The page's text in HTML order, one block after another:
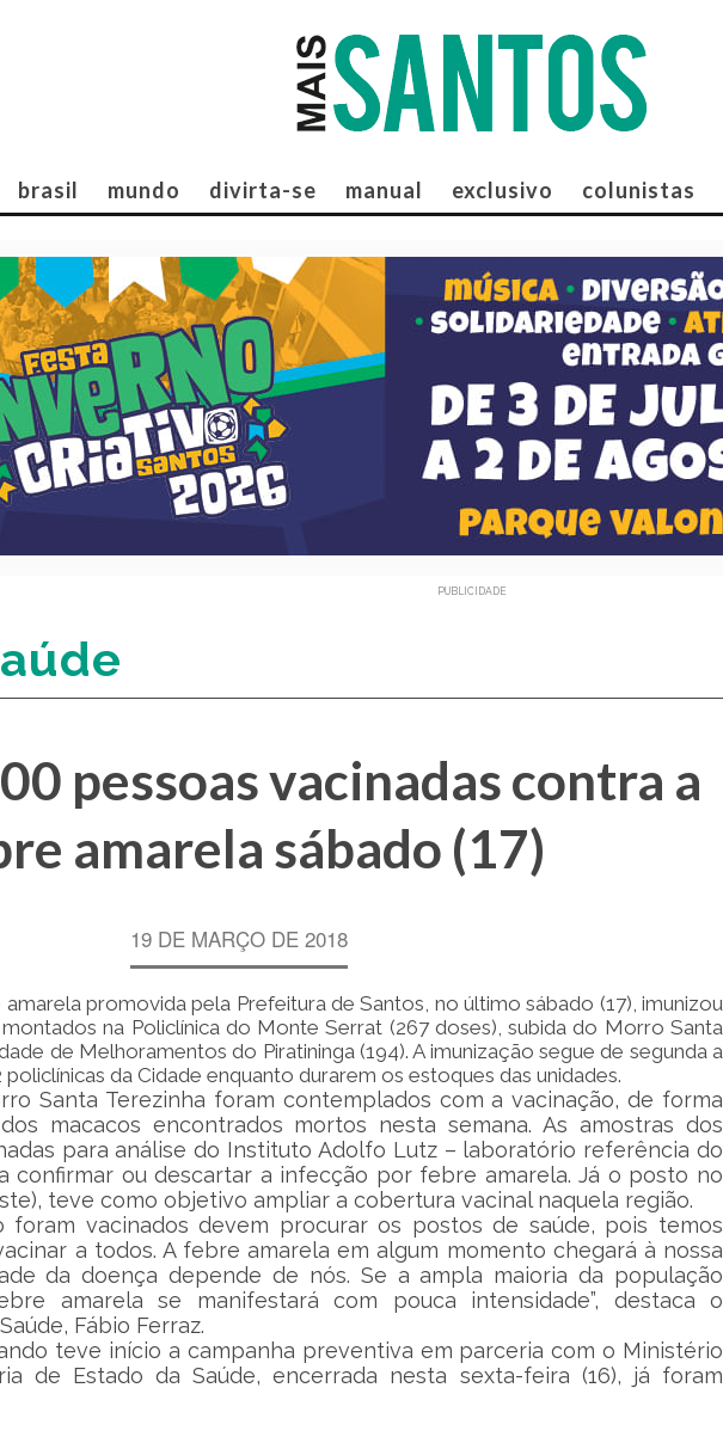
brasil mundo divirta-se manual exclusivo colunistas
PUBLICIDADE
pessoas vacinadas contra a
amarela sábado (17)
19 DE MARÇO DE 2018
promovida pela Prefeitura de Santos, no último sábado (17), imunizou
na Policlínica do Monte Serrat (267 doses), subida do Morro Santa
de Melhoramentos do Piratininga (194). A imunização segue de segunda a
policlínicas da Cidade enquanto durarem os estoques das unidades.
Santa Terezinha foram contemplados com a vacinação, de forma
macacos encontrados mortos nesta semana. As amostras dos
para análise do Instituto Adolfo Lutz – laboratório referência do
confirmar ou descartar a infecção por febre amarela. Já o posto no
teve como objetivo ampliar a cobertura vacinal naquela região.
foram vacinados devem procurar os postos de saúde, pois temos
a todos. A febre amarela em algum momento chegará à nossa
da doença depende de nós. Se a ampla maioria da população
amarela se manifestará com pouca intensidade”, destaca o
Fábio Ferraz.
teve início a campanha preventiva em parceria com o Ministério
de Estado da Saúde, encerrada nesta sexta-feira (16), já foram